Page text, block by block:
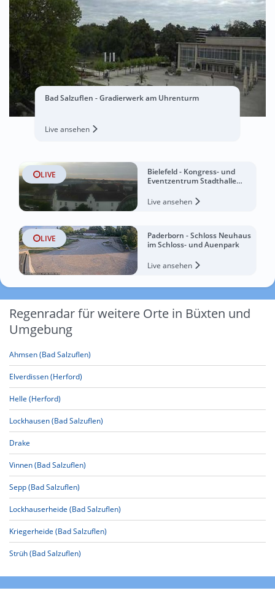
Bad Salzuflen - Gradierwerk am Uhrenturm
Live ansehen
LIVE
Bielefeld - Kongress- und
Eventzentrum Stadthalle
Live ansehen
LIVE
Paderborn - Schloss Neuhaus
im Schloss- und Auenpark
Live ansehen
Regenradar für weitere Orte in Büxten und
Umgebung
Ahmsen (Bad Salzuflen)
Elverdissen (Herford)
Helle (Herford)
Lockhausen (Bad Salzuflen)
Drake
Vinnen (Bad Salzuflen)
Sepp (Bad Salzuflen)
Lockhauserheide (Bad Salzuflen)
Kriegerheide (Bad Salzuflen)
Strüh (Bad Salzuflen)